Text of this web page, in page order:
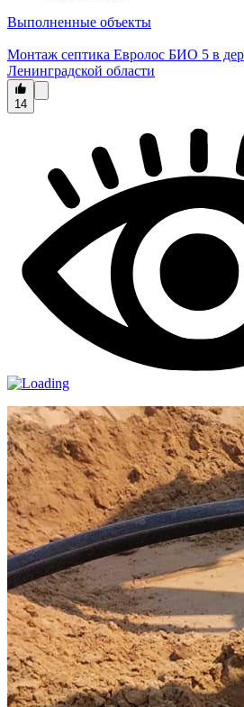
Выполненные объекты
Монтаж септика Евролос БИО 5 в
Ленинградской области
14